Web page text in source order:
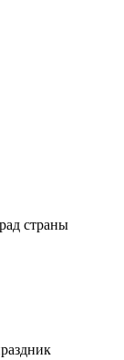
страны